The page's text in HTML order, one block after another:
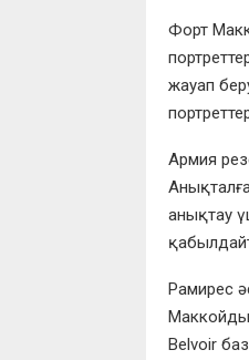
Форт
жауап
Армия
анықтау
Рамирес
Belvoir